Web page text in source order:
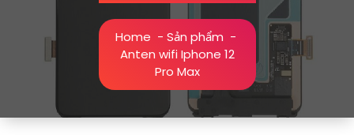
Home - Sản phẩm -
Anten wifi Iphone 12
Pro Max